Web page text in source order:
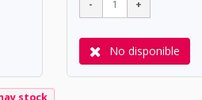
No disponible
stock